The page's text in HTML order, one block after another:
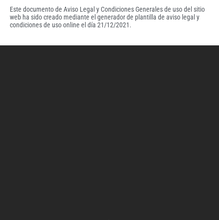
Este documento de Aviso Legal y Condiciones Generales de uso del sitio
web ha sido creado mediante el generador de plantilla de aviso legal y
condiciones de uso online el día 21/12/2021.